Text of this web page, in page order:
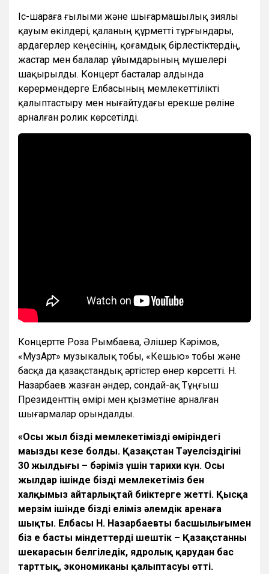
Іс-шараға ғылыми және шығармашылық зиялы
қауым өкілдері, қаланың құрметті тұрғындары,
ардагерлер кеңесінің, қоғамдық бірлестіктердің,
жастар мен балалар ұйымдарының мүшелері
шақырылды. Концерт басталар алдында
көрермендерге Елбасының мемлекеттілікті
қалыптастыру мен нығайтудағы ерекше рөліне
арналған ролик көрсетілді.
Концертте Роза Рымбаева, Әлішер Кәрімов,
«МузАрт» музыкалық тобы, «Кешью» тобы және
басқа да қазақстандық әртістер өнер көрсетті. Н.
Назарбаев жазған әндер, сондай-ақ Тұңғыш
Президенттің өмірі мен қызметіне арналған
шығармалар орындалды.
«Осы жыл біздің мемлекетіміздің өміріндегі
маңызды кезең болды. Қазақстан Тәуелсіздігінің
30 жылдығы – бәріміз үшін тарихи күн. Осы
жылдар ішінде біздің мемлекетіміз бен
халқымыз айтарлықтай биіктерге жетті. Қысқа
мерзім ішінде біздің еліміз әлемдік аренаға
шықты. Елбасы Н. Назарбаевтың басшылығымен
біз ең басты міндеттерді шештік – Қазақстанның
шекарасын белгіледік, ядролық қарудан бас
тарттық, экономиканың қалыптасуы өтті.